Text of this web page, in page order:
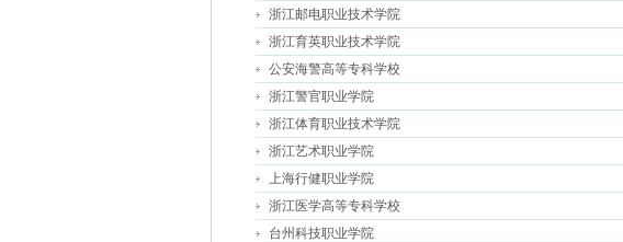
浙江邮电职业技术学院
浙江育英职业技术学院
公安海警高等专科学校
浙江警官职业学院
浙江体育职业技术学院
浙江艺术职业学院
上海行健职业学院
浙江医学高等专科学校
台州科技职业学院